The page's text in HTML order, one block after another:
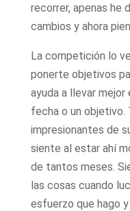
recorrer, apenas he
cambios y ahora
La competición lo
ponerte objetivos
ayuda a llevar
fecha o un objetivo.
impresionantes de
siente al estar ahí
de tantos meses.
las cosas cuando
esfuerzo que hago